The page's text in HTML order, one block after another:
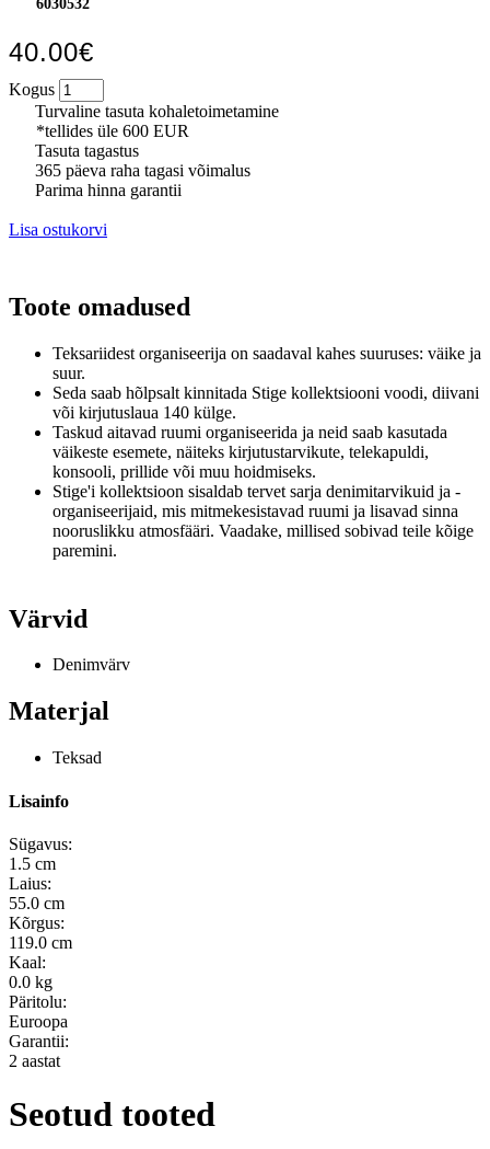
6030532
40.00€
Kogus
Turvaline tasuta kohaletoimetamine
*tellides üle 600 EUR
Tasuta tagastus
365 päeva raha tagasi võimalus
Parima hinna garantii
Lisa ostukorvi
Toote omadused
Teksariidest organiseerija on saadaval kahes suuruses: väike ja
suur.
Seda saab hõlpsalt kinnitada Stige kollektsiooni voodi, diivani
või kirjutuslaua 140 külge.
Taskud aitavad ruumi organiseerida ja neid saab kasutada
väikeste esemete, näiteks kirjutustarvikute, telekapuldi,
konsooli, prillide või muu hoidmiseks.
Stige'i kollektsioon sisaldab tervet sarja denimitarvikuid ja -
organiseerijaid, mis mitmekesistavad ruumi ja lisavad sinna
nooruslikku atmosfääri. Vaadake, millised sobivad teile kõige
paremini.
Värvid
Denimvärv
Materjal
Teksad
Lisainfo
Sügavus:
1.5 cm
Laius:
55.0 cm
Kõrgus:
119.0 cm
Kaal:
0.0 kg
Päritolu:
Euroopa
Garantii:
2 aastat
Seotud tooted